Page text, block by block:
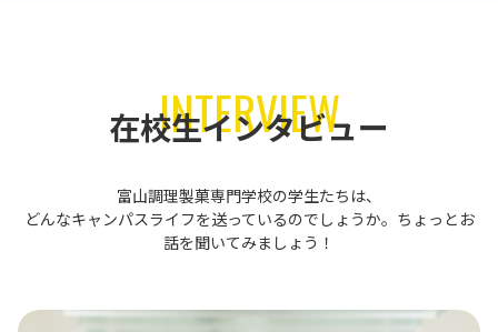
INTERVIEW
在校生インタビュー
富山調理製菓専門学校の学生たちは、
どんなキャンパスライフを送っているのでしょうか。ちょっとお
話を聞いてみましょう！